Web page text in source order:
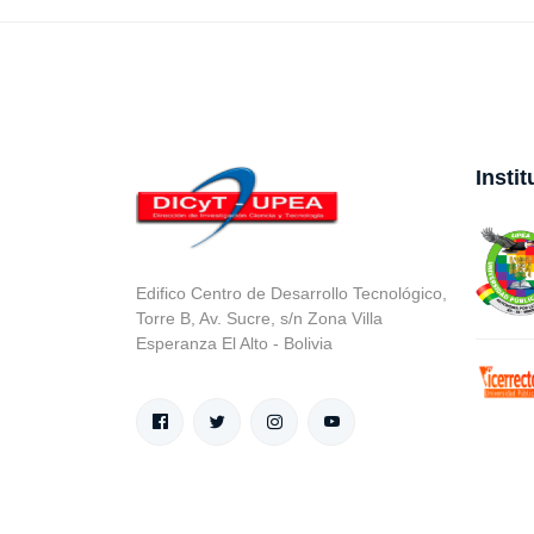
Edifico Centro de Desarrollo Tecnológico,
Torre B, Av. Sucre, s/n Zona Villa
Esperanza El Alto - Bolivia